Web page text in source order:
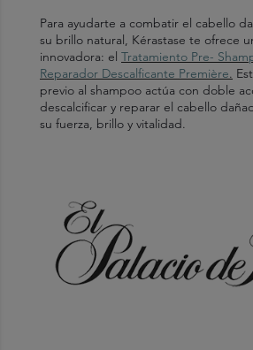
Para ayudarte a combatir el cabello
su brillo natural, Kérastase te ofrece
innovadora: el Tratamiento Pre-
Reparador Descalficante Première.
previo al shampoo actúa con doble
descalcificar y reparar el cabello
su fuerza, brillo y vitalidad.